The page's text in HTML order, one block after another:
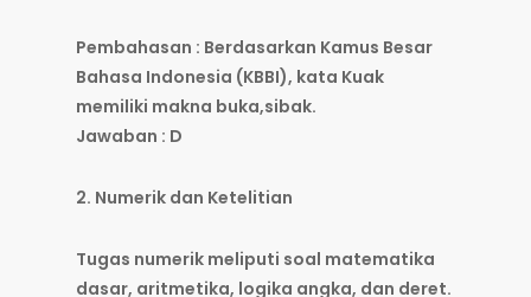
Pembahasan : Berdasarkan Kamus Besar
Bahasa Indonesia (KBBI), kata Kuak
memiliki makna buka,sibak.
Jawaban : D
2. Numerik dan Ketelitian
Tugas numerik meliputi soal matematika
dasar, aritmetika, logika angka, dan deret.